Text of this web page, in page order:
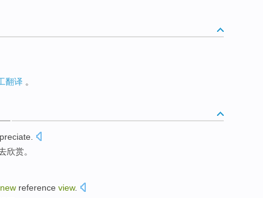
翻译 。
欣赏。
new reference view.